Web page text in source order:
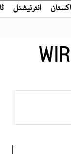
انٹر نیشنل